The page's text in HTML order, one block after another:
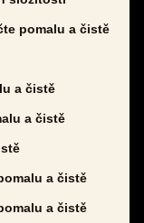
pomalu a čistě
a čistě
a čistě
a čistě
a čistě